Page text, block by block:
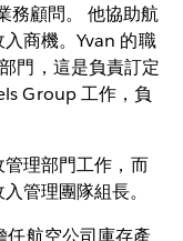
務顧問。 他協助航
商機。Yvan 的職
門，這是負責訂定
Group 工作，負
理部門工作，而
管理團隊組長。
航空公司庫存產